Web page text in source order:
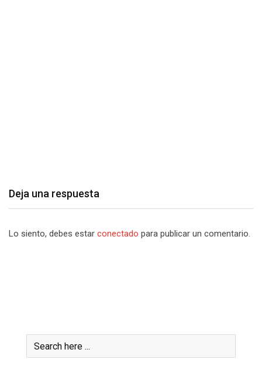
Deja una respuesta
Lo siento, debes estar conectado para publicar un comentario.